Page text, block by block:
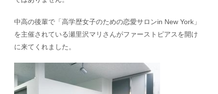
中高の後輩で「高学歴女子のための恋愛サロンin New York」
を主催されている瀬里沢マリさんがファーストピアスを開け
に来てくれました。